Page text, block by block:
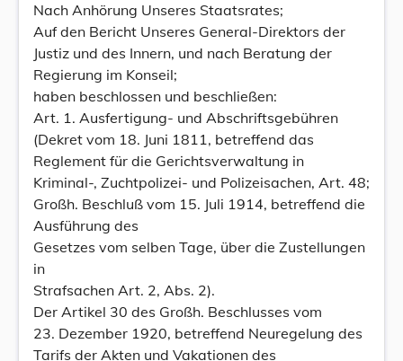
Nach Anhörung Unseres Staatsrates;
Auf den Bericht Unseres General-Direktors der
Justiz und des Innern, und nach Beratung der
Regierung im Konseil;
haben beschlossen und beschließen:
Art. 1. Ausfertigung- und Abschriftsgebühren
(Dekret vom 18. Juni 1811, betreffend das
Reglement für die Gerichtsverwaltung in
Kriminal-, Zuchtpolizei- und Polizeisachen, Art. 48;
Großh. Beschluß vom 15. Juli 1914, betreffend die
Ausführung des
Gesetzes vom selben Tage, über die Zustellungen
in
Strafsachen Art. 2, Abs. 2).
Der Artikel 30 des Großh. Beschlusses vom
23. Dezember 1920, betreffend Neuregelung des
Tarifs der Akten und Vakationen des